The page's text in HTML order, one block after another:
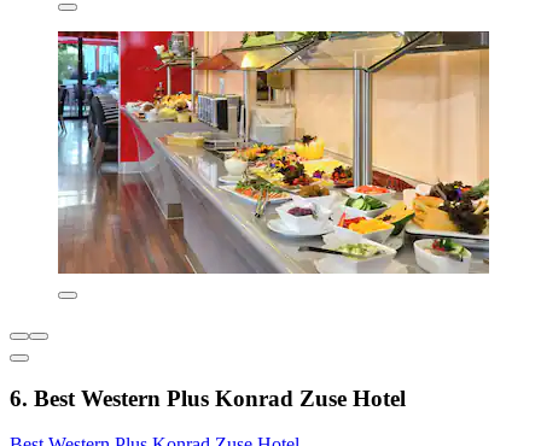
6. Best Western Plus Konrad Zuse Hotel